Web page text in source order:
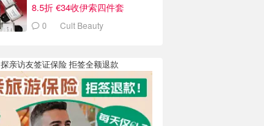
8.5折 €34收伊索四件套
0 Cult Beauty
探亲访友签证保险 拒签全额退款